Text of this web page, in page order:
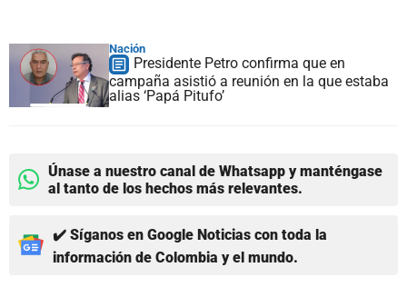
Nación
Presidente Petro confirma que en
campaña asistió a reunión en la que estaba
alias ‘Papá Pitufo’
Únase a nuestro canal de Whatsapp y manténgase
al tanto de los hechos más relevantes.
✔️ Síganos en Google Noticias con toda la
información de Colombia y el mundo.